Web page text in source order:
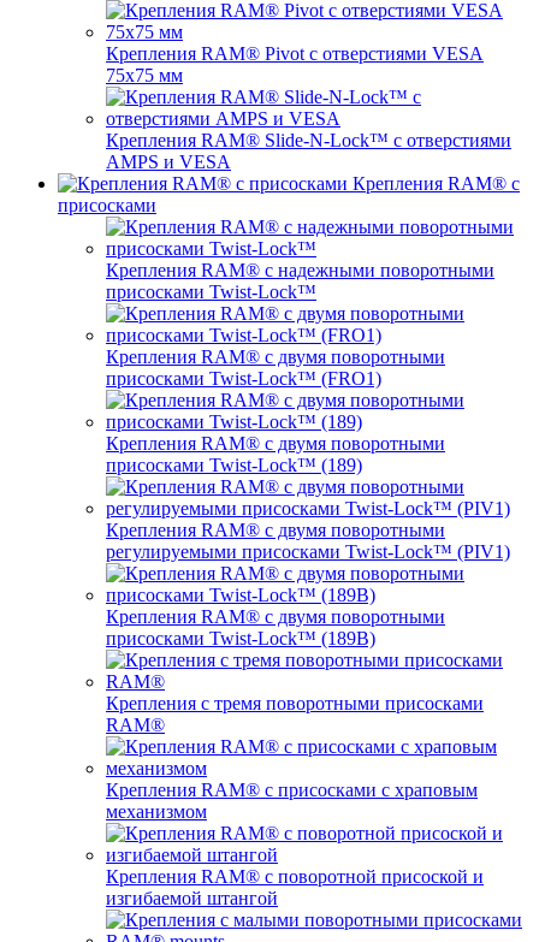
Крепления RAM® Pivot с отверстиями VESA
75x75 мм
Крепления RAM® Slide-N-Lock™ с отверстиями
AMPS и VESA
Крепления RAM® с
присосками
Крепления RAM® с надежными поворотными
присосками Twist-Lock™
Крепления RAM® с двумя поворотными
присосками Twist-Lock™ (FRO1)
Крепления RAM® с двумя поворотными
присосками Twist-Lock™ (189)
Крепления RAM® с двумя поворотными
регулируемыми присосками Twist-Lock™ (PIV1)
Крепления RAM® с двумя поворотными
присосками Twist-Lock™ (189B)
Крепления с тремя поворотными присосками
RAM®
Крепления RAM® с присосками с храповым
механизмом
Крепления RAM® с поворотной присоской и
изгибаемой штангой